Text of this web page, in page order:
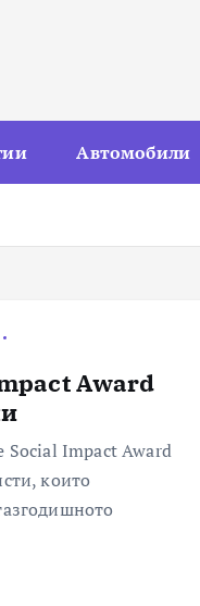
Автомобили
Award
Social Impact Award
които